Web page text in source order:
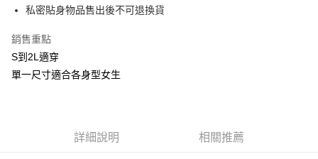
台新國際商業銀行
AFTEE先享後付
【關於「AFTEE先享後付」】
AFTEE先享後付是「在收到商品之後才付款」的支付方式。 讓您購物簡單
便利好安心！
１．簡單：不需註冊會員、不需綁卡、不需儲值。
【「AFTEE先享後付」結帳流程】
ATM付款
貨到付款
私密貼身物品售出後不可退換貨
銷售重點
S到2L適穿
單一尺寸適合各身型女生
詳細說明 相關推薦